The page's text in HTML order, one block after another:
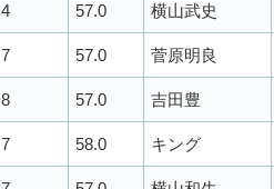
4 57.0 横山武史
7 57.0 菅原明良
8 57.0 吉田豊
7 58.0 キング